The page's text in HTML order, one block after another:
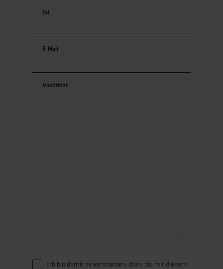
Tel.
E-Mail
Nachricht
Ich bin damit einverstanden, dass die mit diesem